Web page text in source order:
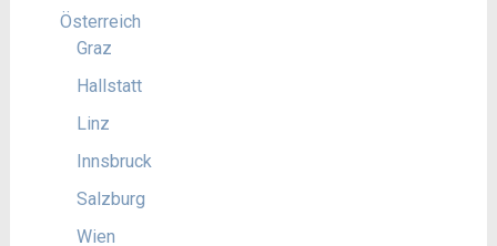
Österreich
Graz
Hallstatt
Linz
Innsbruck
Salzburg
Wien